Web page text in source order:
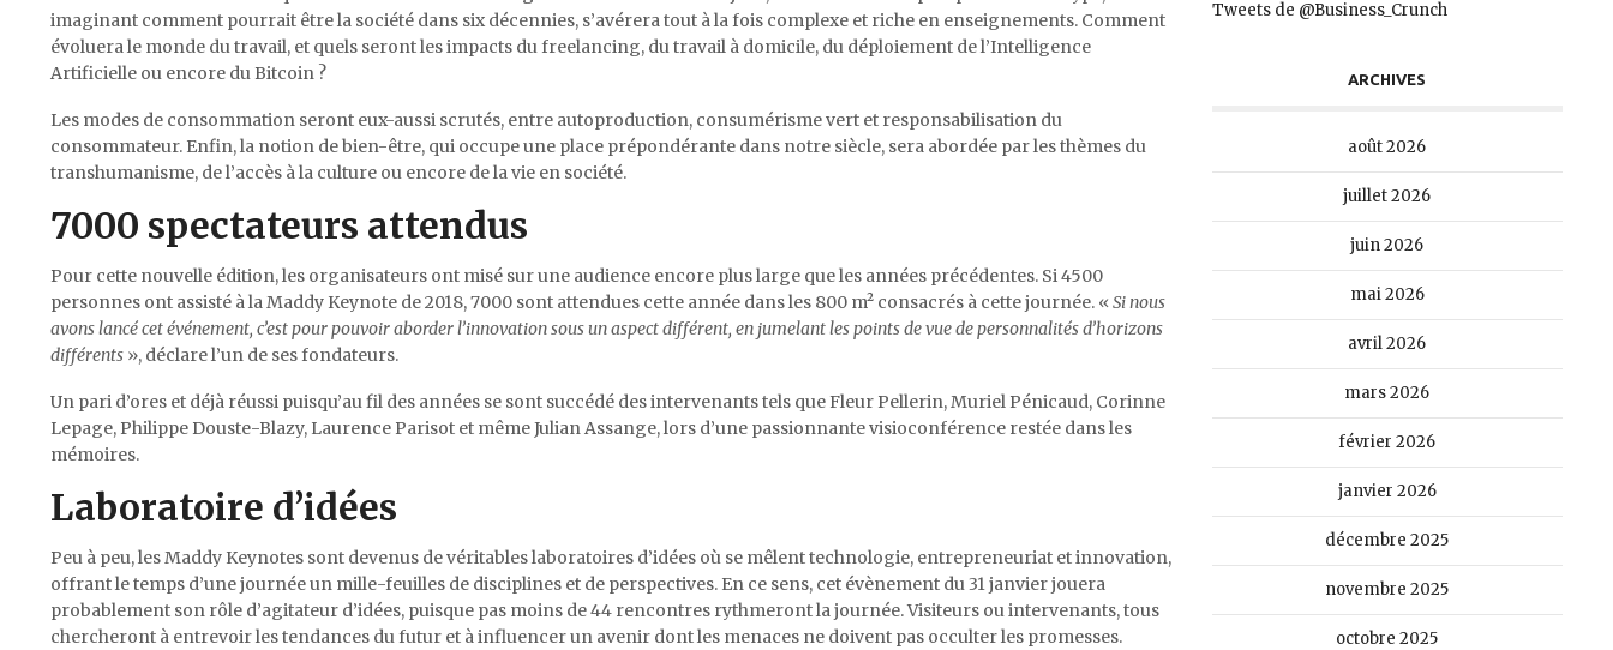
imaginant comment pourrait être la société dans six décennies, s’avérera tout à la fois complexe et riche en enseignements. Comment
évoluera le monde du travail, et quels seront les impacts du freelancing, du travail à domicile, du déploiement de l’Intelligence
Artificielle ou encore du Bitcoin ?
Les modes de consommation seront eux-aussi scrutés, entre autoproduction, consumérisme vert et responsabilisation du
consommateur. Enfin, la notion de bien-être, qui occupe une place prépondérante dans notre siècle, sera abordée par les thèmes du
transhumanisme, de l’accès à la culture ou encore de la vie en société.
7000 spectateurs attendus
Pour cette nouvelle édition, les organisateurs ont misé sur une audience encore plus large que les années précédentes. Si 4500
personnes ont assisté à la Maddy Keynote de 2018, 7000 sont attendues cette année dans les 800 m² consacrés à cette journée. «Si nous
avons lancé cet événement, c’est pour pouvoir aborder l’innovation sous un aspect différent, en jumelant les points de vue de personnalités d’horizons
différents », déclare l’un de ses fondateurs.
Un pari d’ores et déjà réussi puisqu’au fil des années se sont succédé des intervenants tels que Fleur Pellerin, Muriel Pénicaud, Corinne
Lepage, Philippe Douste-Blazy, Laurence Parisot et même Julian Assange, lors d’une passionnante visioconférence restée dans les
mémoires.
Laboratoire d’idées
Peu à peu, les Maddy Keynotes sont devenus de véritables laboratoires d’idées où se mêlent technologie, entrepreneuriat et innovation,
offrant le temps d’une journée un mille-feuilles de disciplines et de perspectives. En ce sens, cet évènement du 31 janvier jouera
probablement son rôle d’agitateur d’idées, puisque pas moins de 44 rencontres rythmeront la journée. Visiteurs ou intervenants, tous
chercheront à entrevoir les tendances du futur et à influencer un avenir dont les menaces ne doivent pas occulter les promesses.
Tweets de @Business_Crunch
ARCHIVES
août 2026
juillet 2026
juin 2026
mai 2026
avril 2026
mars 2026
février 2026
janvier 2026
décembre 2025
novembre 2025
octobre 2025